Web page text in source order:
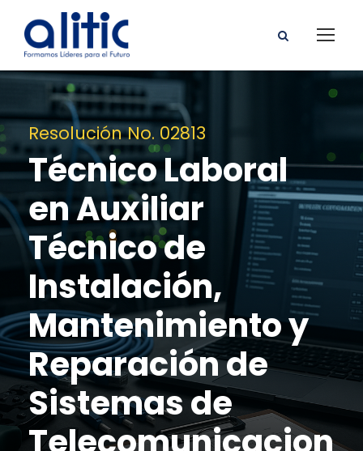
Resolución No. 02813
Técnico Laboral
en Auxiliar
Técnico de
Instalación,
Mantenimiento y
Reparación de
Sistemas de